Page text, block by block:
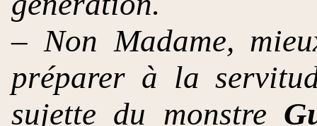
– Non Madame,
préparer à la
sujette du monstre